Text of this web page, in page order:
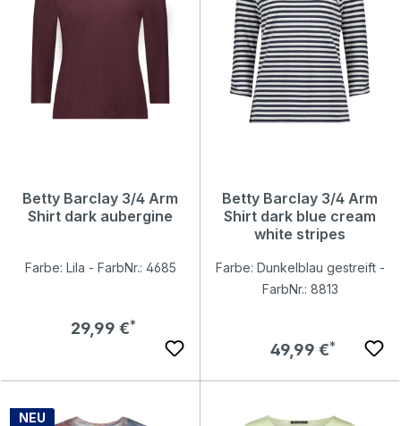
Betty Barclay 3/4 Arm
Shirt dark aubergine
Farbe: Lila - FarbNr.: 4685
Regulärer Preis:
29,99 €
Betty Barclay 3/4 Arm
Shirt dark blue cream
white stripes
Farbe: Dunkelblau gestreift -
FarbNr.: 8813
Regulärer Preis:
49,99 €
NEU